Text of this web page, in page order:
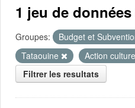
1 jeu de
Groupes: Budget et
Tataouine
Action
Filtrer les resultats